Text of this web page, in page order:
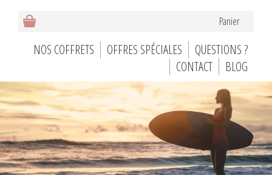
Panier
NOS COFFRETS OFFRES SPÉCIALES
QUESTIONS ?
CONTACT
BLOG